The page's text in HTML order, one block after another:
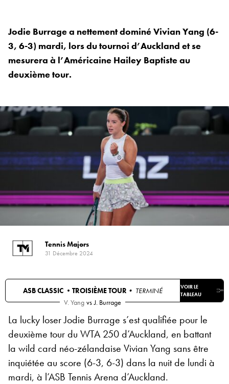
Jodie Burrage a nettement dominé Vivian Yang (6-
3, 6-3) mardi, lors du tournoi d’Auckland et se
mesurera à l’Américaine Hailey Baptiste au
deuxième tour.
Tennis Majors
31 Décembre 2024
ASB CLASSIC • TROISIÈME TOUR • TERMINÉ
VOIR LE
TABLEAU
V. Yang vs J. Burrage
La lucky loser Jodie Burrage s’est qualifiée pour le
deuxième tour du WTA 250 d’Auckland, en battant
la wild card néo-zélandaise Vivian Yang sans être
inquiétée au score (6-3, 6-3) dans la nuit de lundi à
mardi, à l’ASB Tennis Arena d’Auckland.